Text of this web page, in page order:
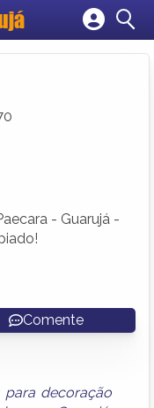
empresa
- Guarujá -
Comente
para decoração